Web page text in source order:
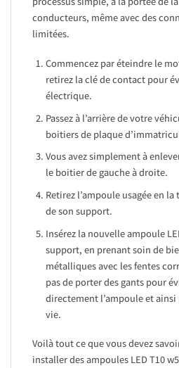
conducteurs, même avec des
limitées.
Commencez par éteindre le
retirez la clé de contact pour
électrique.
Passez à l’arrière de votre
boitiers de plaque
Vous avez simplement à
le boitier de gauche à droite.
Retirez l’ampoule usagée en
de son support.
Insérez la nouvelle ampoule
support, en prenant soin de
métalliques avec les fentes
pas de porter des gants pour
directement l’ampoule et ainsi
vie.
Voilà tout ce que vous devez
installer des ampoules LED T10